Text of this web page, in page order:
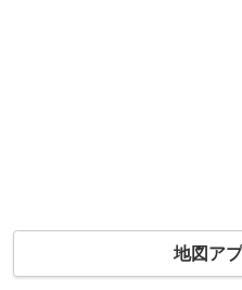
地図ア